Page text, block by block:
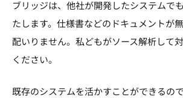
ブリッジは、他社が開発したシステムで
たします。仕様書などのドキュメントが
配いりません。私どもがソース解析して
ください。
既存のシステムを活かすことができるの